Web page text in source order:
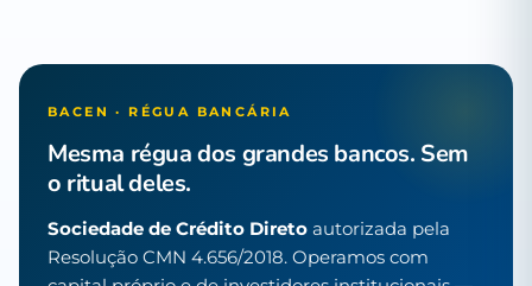
BACEN · RÉGUA BANCÁRIA
Mesma régua dos grandes bancos. Sem
o ritual deles.
Sociedade de Crédito Direto autorizada pela
Resolução CMN 4.656/2018. Operamos com